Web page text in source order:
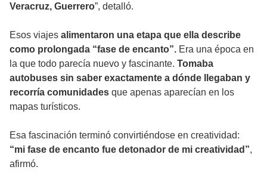
Veracruz, Guerrero”, detalló.
Esos viajes alimentaron una etapa que ella describe
como prolongada “fase de encanto”. Era una época en
la que todo parecía nuevo y fascinante. Tomaba
autobuses sin saber exactamente a dónde llegaban y
recorría comunidades que apenas aparecían en los
mapas turísticos.
Esa fascinación terminó convirtiéndose en creatividad:
“mi fase de encanto fue detonador de mi creatividad”,
afirmó.